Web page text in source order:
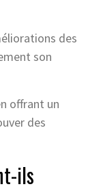
des
son
offrant un
des
ils